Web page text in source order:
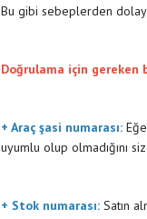
Bu gibi sebeplerden
Doğrulama için gereken
+ Araç şasi numarası:
uyumlu olup olmadığını
+ Stok numarası: Satın